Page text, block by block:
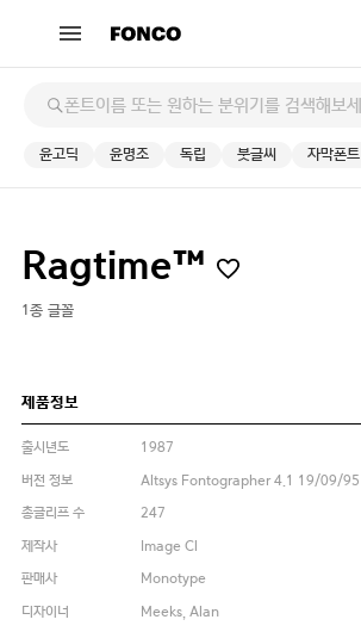
윤고딕 윤명조 독립 붓글씨 자막폰트
Ragtime™
1종 글꼴
제품정보
출시년도
1987
버전 정보
Altsys Fontographer 4.1 19/09/95
총글리프 수
247
제작사
Image Cl
판매사
Monotype
디자이너
Meeks, Alan